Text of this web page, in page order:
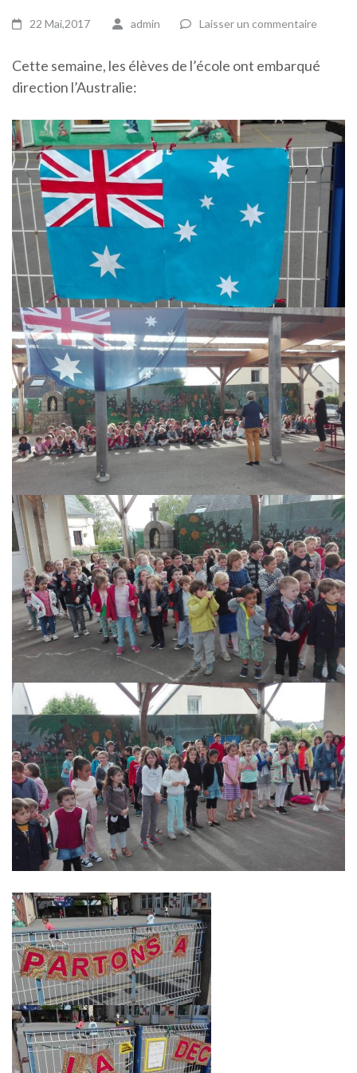
22 Mai,2017 admin Laisser un commentaire
Cette semaine, les élèves de l’école ont embarqué
direction l’Australie: